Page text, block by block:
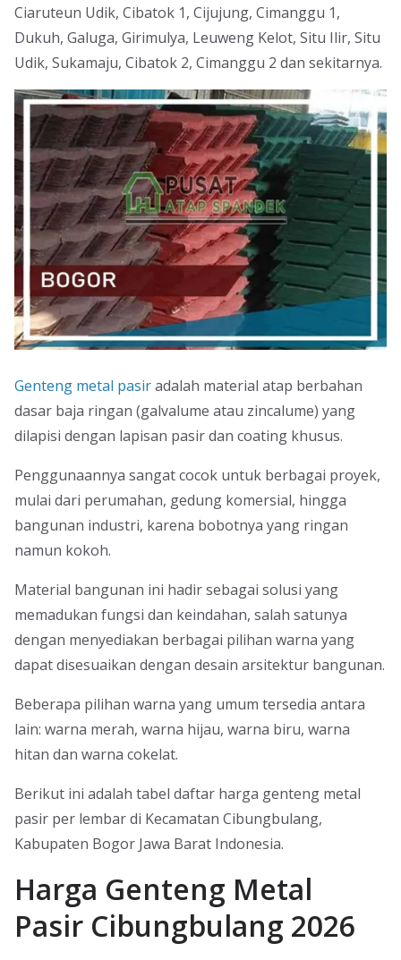
Ciaruteun Udik, Cibatok 1, Cijujung, Cimanggu 1,
Dukuh, Galuga, Girimulya, Leuweng Kelot, Situ Ilir, Situ
Udik, Sukamaju, Cibatok 2, Cimanggu 2 dan sekitarnya.
Genteng metal pasiradalah material atap berbahan
dasar baja ringan (galvalume atau zincalume) yang
dilapisi dengan lapisan pasir dan coating khusus.
Penggunaannya sangat cocok untuk berbagai proyek,
mulai dari perumahan, gedung komersial, hingga
bangunan industri, karena bobotnya yang ringan
namun kokoh.
Material bangunan ini hadir sebagai solusi yang
memadukan fungsi dan keindahan, salah satunya
dengan menyediakan berbagai pilihan warna yang
dapat disesuaikan dengan desain arsitektur bangunan.
Beberapa pilihan warna yang umum tersedia antara
lain: warna merah, warna hijau, warna biru, warna
hitan dan warna cokelat.
Berikut ini adalah tabel daftar harga genteng metal
pasir per lembar di Kecamatan Cibungbulang,
Kabupaten Bogor Jawa Barat Indonesia.
Harga Genteng Metal
Pasir Cibungbulang 2026